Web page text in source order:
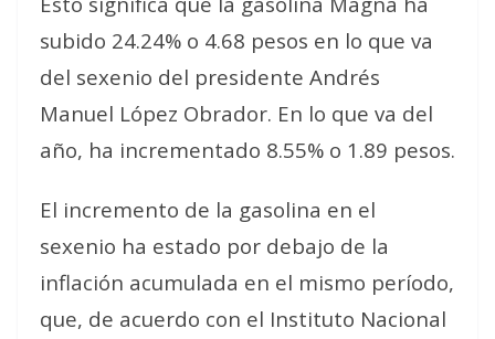
subido 24.24% o 4.68 pesos en lo que va
del sexenio del presidente Andrés
Manuel López Obrador. En lo que va del
año, ha incrementado 8.55% o 1.89 pesos.
El incremento de la gasolina en el
sexenio ha estado por debajo de la
inflación acumulada en el mismo período,
que, de acuerdo con el Instituto Nacional